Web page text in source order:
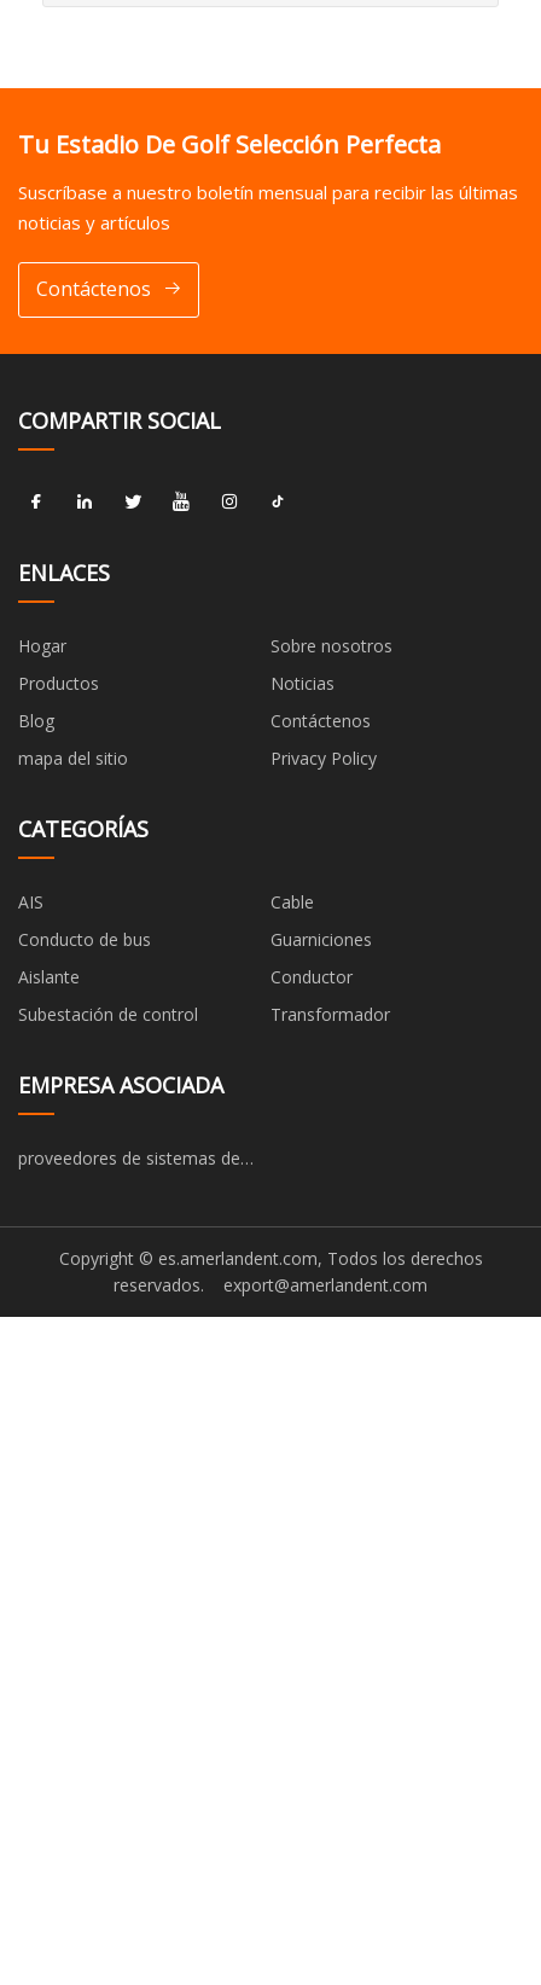
Tu Estadio De Golf Selección Perfecta
Suscríbase a nuestro boletín mensual para recibir las últimas
noticias y artículos
Contáctenos
COMPARTIR SOCIAL
ENLACES
Hogar
Sobre nosotros
Productos
Noticias
Blog
Contáctenos
mapa del sitio
Privacy Policy
CATEGORÍAS
AIS
Cable
Conducto de bus
Guarniciones
Aislante
Conductor
Subestación de control
Transformador
EMPRESA ASOCIADA
proveedores de sistemas de
Copyright © es.amerlandent.com, Todos los derechos
reservados. export@amerlandent.com